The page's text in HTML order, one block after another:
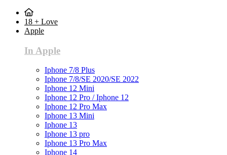
18 + Love
Apple
In Apple
Iphone 7/8 Plus
Iphone 7/8/SE 2020/SE 2022
Iphone 12 Mini
Iphone 12 Pro / Iphone 12
Iphone 12 Pro Max
Iphone 13 Mini
Iphone 13
Iphone 13 pro
Iphone 13 Pro Max
Iphone 14